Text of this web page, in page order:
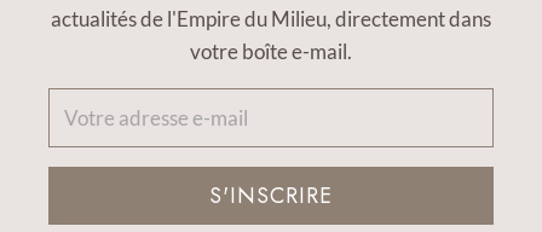
actualités de l'Empire du Milieu, directement dans
votre boîte e-mail.
S'INSCRIRE